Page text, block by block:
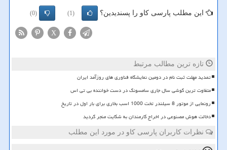
این مطلب پارسی کاو را پسندیدین؟ (1)
(0)
X
تازه ترین مطالب مرتبط
تمدید مهلت ثبت نام در دومین نمایشگاه فناوری های روزآمد ایران
متفاوت ترین گوشی سال جاری سامسونگ در دست خواننده بی تی اس
رونمایی از موتور 8 سیلندر تخت 1000 اسب بخاری برای بار اول در تاریخ
دخالت هوش مصنوعی در اخراج کارمندان به شکایت منجر گردید
نظرات کاربران پارسی کاو در مورد این مطلب